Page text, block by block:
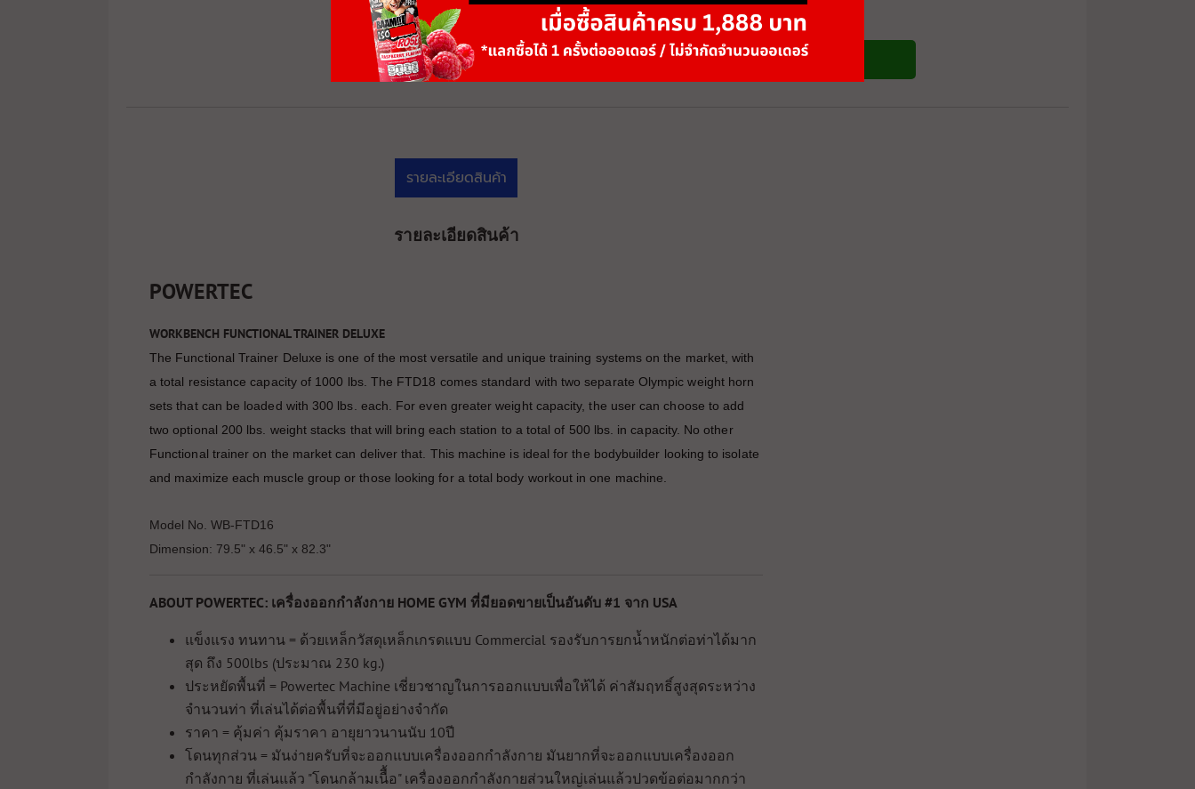
วันหมดอายุ: 06/28
เพิ่มลงตะกร้า ซื้อสินค้า
รายละเอียดสินค้า
รายละเอียดสินค้า
POWERTEC
WORKBENCH FUNCTIONAL TRAINER DELUXE
The Functional Trainer Deluxe is one of the most versatile and unique training systems on the market, with
a total resistance capacity of 1000 lbs. The FTD18 comes standard with two separate Olympic weight horn
sets that can be loaded with 300 lbs. each. For even greater weight capacity, the user can choose to add
two optional 200 lbs. weight stacks that will bring each station to a total of 500 lbs. in capacity. No other
Functional trainer on the market can deliver that. This machine is ideal for the bodybuilder looking to isolate
and maximize each muscle group or those looking for a total body workout in one machine.
Model No. WB-FTD16
Dimension: 79.5" x 46.5" x 82.3"
ABOUT POWERTEC: เครื่องออกกำลังกาย HOME GYM ที่มียอดขายเป็นอันดับ #1 จาก USA
แข็งแรง ทนทาน = ด้วยเหล็กวัสดุเหล็กเกรดแบบ Commercial รองรับการยกน้ำหนักต่อท่าได้มาก
สุด ถึง 500lbs (ประมาณ 230 kg.)
ประหยัดพื้นที่ = Powertec Machine เชี่ยวชาญในการออกแบบเพื่อให้ได้ ค่าสัมฤทธิ์สูงสุดระหว่าง
จำนวนท่า ที่เล่นได้ต่อพื้นที่ที่มีอยู่อย่างจำกัด
ราคา = คุ้มค่า คุ้มราคา อายุยาวนานนับ 10ปี
โดนทุกส่วน = มันง่ายครับที่จะออกแบบเครื่องออกกำลังกาย มันยากที่จะออกแบบเครื่องออก
กำลังกาย ที่เล่นแล้ว "โดนกล้ามเนืื้อ" เครื่องออกกำลังกายส่วนใหญ่เล่นแล้วปวดข้อต่อมากกว่า